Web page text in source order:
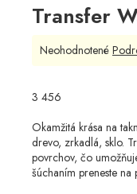
Transfer
3 456
Okamžitá krása na
drevo, zrkadlá, sklo.
povrchov, čo
šúchaním preneste
Priemerné
je
z
5
hviezdičiek.
Neohodnotené